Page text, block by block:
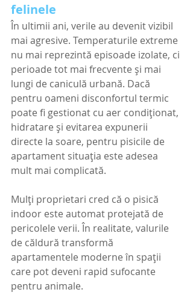
felinele
În ultimii ani, verile au devenit vizibil
mai agresive. Temperaturile extreme
nu mai reprezintă episoade izolate, ci
perioade tot mai frecvente și mai
lungi de caniculă urbană. Dacă
pentru oameni disconfortul termic
poate fi gestionat cu aer condiționat,
hidratare și evitarea expunerii
directe la soare, pentru pisicile de
apartament situația este adesea
mult mai complicată.
Mulți proprietari cred că o pisică
indoor este automat protejată de
pericolele verii. În realitate, valurile
de căldură transformă
apartamentele moderne în spații
care pot deveni rapid sufocante
pentru animale.